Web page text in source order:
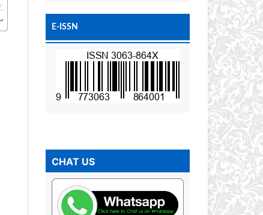
E-ISSN
CHAT US